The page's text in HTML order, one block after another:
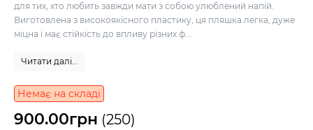
для тих, хто любить завжди мати з собою улюблений напій.
Виготовлена з високоякісного пластику, ця пляшка легка, дуже
міцна і має стійкість до впливу різних ф...
Читати далі...
Немає на складі
900.00грн (250)